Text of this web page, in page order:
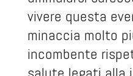
vivere questa
minaccia molto
incombente